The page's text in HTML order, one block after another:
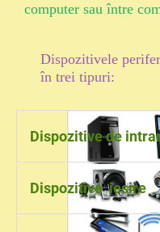
computer sau între
Dispozitivele
în trei tipuri:
Dispozitive de
Tastatura
Mouse
Scanner
Dispozitive iesire